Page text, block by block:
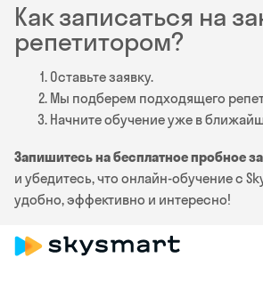
Как записаться на
репетитором?
Оставьте заявку.
Мы подберем подходящего
Начните обучение уже в
Запишитесь на бесплатное пробное
и убедитесь, что онлайн-обучение с
удобно, эффективно и интересно!